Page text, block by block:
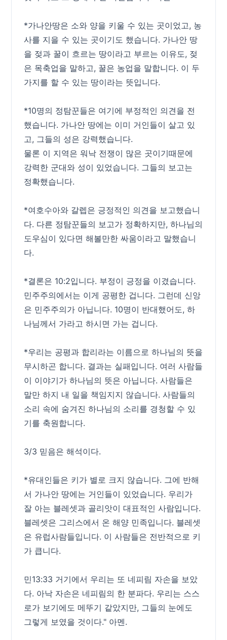
*가나안땅은 소와 양을 키울 수 있는 곳이었고, 농
사를 지을 수 있는 곳이기도 했습니다. 가나안 땅
을 젖과 꿀이 흐르는 땅이라고 부르는 이유도, 젖
은 목축업을 말하고, 꿀은 농업을 말합니다. 이 두
가지를 할 수 있는 땅이라는 뜻입니다.
*10명의 정탐꾼들은 여기에 부정적인 의견을 전
했습니다. 가나안 땅에는 이미 거인들이 살고 있
고, 그들의 성은 강력했습니다.
물론 이 지역은 워낙 전쟁이 많은 곳이기때문에
강력한 군대와 성이 있었습니다. 그들의 보고는
정확했습니다.
*여호수아와 갈렙은 긍정적인 의견을 보고했습니
다. 다른 정탐꾼들의 보고가 정확하지만, 하나님의
도우심이 있다면 해볼만한 싸움이라고 말했습니
다.
*결론은 10:2입니다. 부정이 긍정을 이겼습니다.
민주주의에서는 이게 공평한 겁니다. 그런데 신앙
은 민주주의가 아닙니다. 10명이 반대했어도, 하
나님께서 가라고 하시면 가는 겁니다.
*우리는 공평과 합리라는 이름으로 하나님의 뜻을
무시하곤 합니다. 결과는 실패입니다. 여러 사람들
이 이야기가 하나님의 뜻은 아닙니다. 사람들은
말만 하지 내 일을 책임지지 않습니다. 사람들의
소리 속에 숨겨진 하나님의 소리를 경청할 수 있
기를 축원합니다.
3/3 믿음은 해석이다.
*유대인들은 키가 별로 크지 않습니다. 그에 반해
서 가나안 땅에는 거인들이 있었습니다. 우리가
잘 아는 블레셋과 골리앗이 대표적인 사람입니다.
블레셋은 그리스에서 온 해양 민족입니다. 블레셋
은 유럽사람들입니다. 이 사람들은 전반적으로 키
가 큽니다.
민13:33 거기에서 우리는 또 네피림 자손을 보았
다. 아낙 자손은 네피림의 한 분파다. 우리는 스스
로가 보기에도 메뚜기 같았지만, 그들의 눈에도
그렇게 보였을 것이다." 아멘.